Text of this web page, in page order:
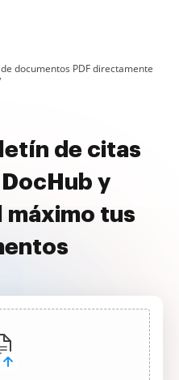
documentos PDF directamente
de citas
y
máximo tus